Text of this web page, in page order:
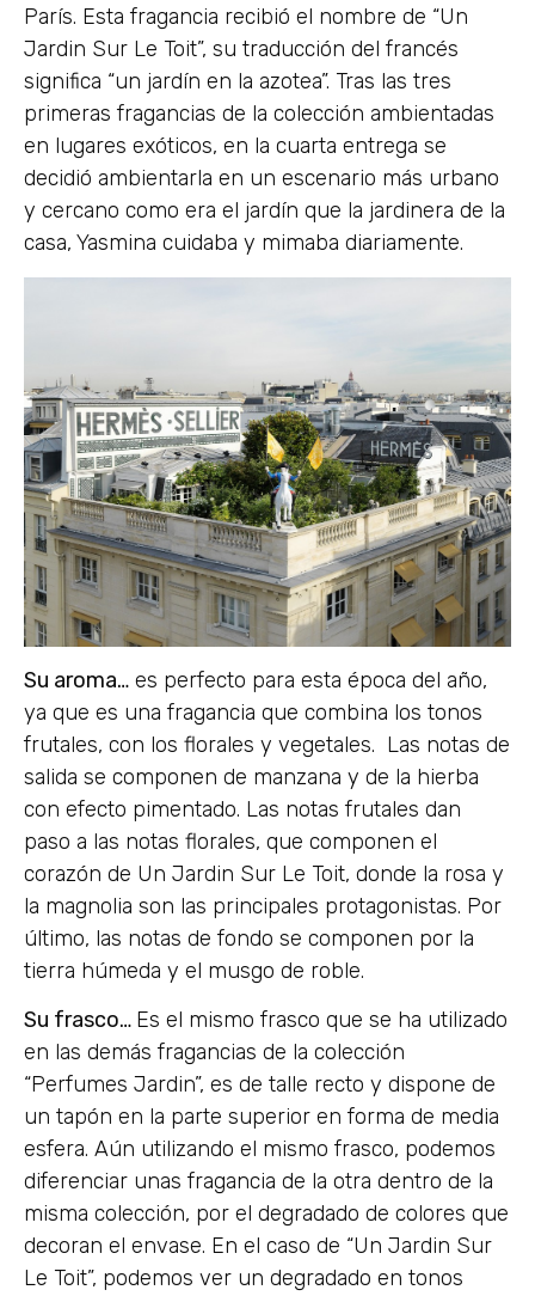
París. Esta fragancia recibió el nombre de “Un
Jardin Sur Le Toit”, su traducción del francés
significa “un jardín en la azotea”. Tras las tres
primeras fragancias de la colección ambientadas
en lugares exóticos, en la cuarta entrega se
decidió ambientarla en un escenario más urbano
y cercano como era el jardín que la jardinera de la
casa, Yasmina cuidaba y mimaba diariamente.
Su aroma… es perfecto para esta época del año,
ya que es una fragancia que combina los tonos
frutales, con los florales y vegetales. Las notas de
salida se componen de manzana y de la hierba
con efecto pimentado. Las notas frutales dan
paso a las notas florales, que componen el
corazón de Un Jardin Sur Le Toit, donde la rosa y
la magnolia son las principales protagonistas. Por
último, las notas de fondo se componen por la
tierra húmeda y el musgo de roble.
Su frasco… Es el mismo frasco que se ha utilizado
en las demás fragancias de la colección
“Perfumes Jardin”, es de talle recto y dispone de
un tapón en la parte superior en forma de media
esfera. Aún utilizando el mismo frasco, podemos
diferenciar unas fragancia de la otra dentro de la
misma colección, por el degradado de colores que
decoran el envase. En el caso de “Un Jardin Sur
Le Toit”, podemos ver un degradado en tonos